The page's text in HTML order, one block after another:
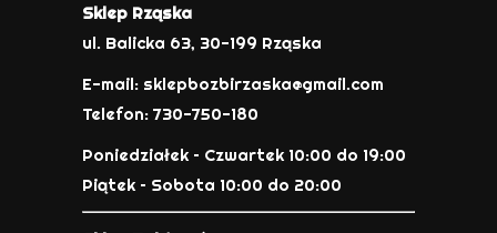
Sklep Rząska
ul. Balicka 63, 30-199 Rząska
E-mail: sklepbozbirzaska@gmail.com
Telefon: 730-750-180
Poniedziałek – Czwartek 10:00 do 19:00
Piątek – Sobota 10:00 do 20:00